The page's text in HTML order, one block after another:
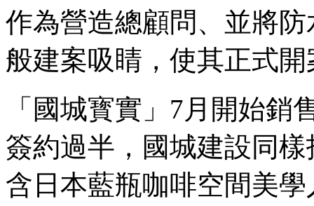
作為營造總顧問、並將
般建案吸睛，使其正式
「國城寳實」7月開始銷
簽約過半，國城建設同
含日本藍瓶咖啡空間美